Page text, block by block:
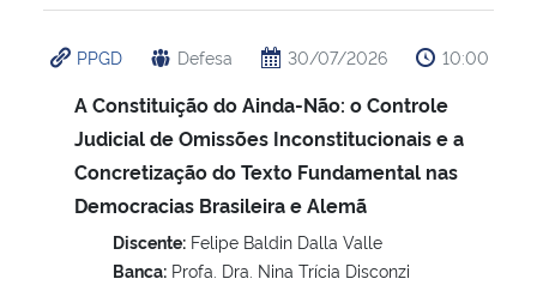
PPGD Defesa 30/07/2026 10:00
A Constituição do Ainda-Não: o Controle
Judicial de Omissões Inconstitucionais e a
Concretização do Texto Fundamental nas
Democracias Brasileira e Alemã
Discente: Felipe Baldin Dalla Valle
Banca: Profa. Dra. Nina Trícia Disconzi